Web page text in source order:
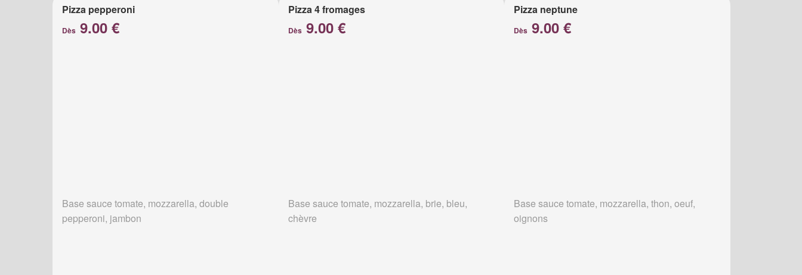
Pizza pepperoni
Dès 9.00 €
Base sauce tomate, mozzarella, double
pepperoni, jambon
Pizza 4 fromages
Dès9.00 €
Base sauce tomate, mozzarella, brie, bleu,
chèvre
Pizza neptune
Dès 9.00 €
Base sauce tomate, mozzarella, thon, oeuf,
oignons